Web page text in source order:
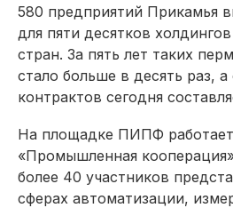
580 предприятий Прикамья
для пяти десятков
стран. За пять лет таких
стало больше в десять раз,
контрактов сегодня
На площадке ПИПФ
«Промышленная
более 40 участников
сферах автоматизации,